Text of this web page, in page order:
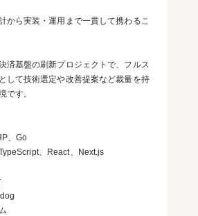
から実装・運用まで一貫して携わるこ
済基盤の刷新プロジェクトで、フルス
して技術選定や改善提案など裁量を持
です。
、Go
、React、Next.js